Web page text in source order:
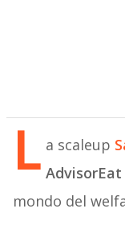
L a scaleup
AdvisorEat
mondo del